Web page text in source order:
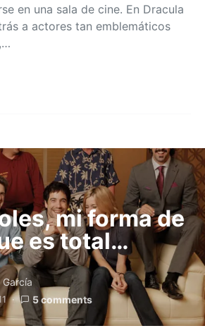
en una sala de cine. En Dracula
a actores tan emblemáticos
mi forma de
es total…
García
5 comments